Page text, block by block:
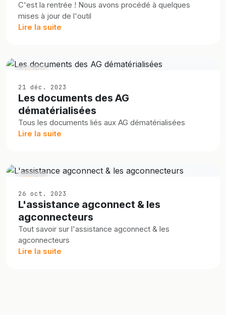
C'est la rentrée ! Nous avons procédé à quelques
mises à jour de l'outil
Lire la suite
CANADA
21 déc. 2023
Les documents des AG
dématérialisées
Tous les documents liés aux AG dématérialisées
Lire la suite
CANADA
26 oct. 2023
L'assistance agconnect & les
agconnecteurs
Tout savoir sur l'assistance agconnect & les
agconnecteurs
Lire la suite